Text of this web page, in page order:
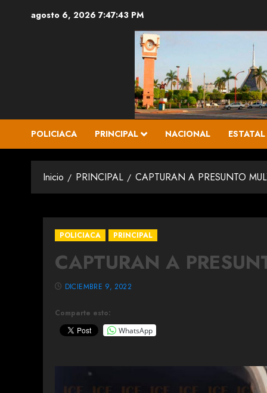
agosto 6, 2026 7:47:44 PM
POLICIACA PRINCIPAL NACIONAL ESTATAL
Inicio PRINCIPAL CAPTURAN A PRESUNTO
POLICIACA PRINCIPAL
CAPTURAN A
Comparte esto:
WhatsApp
DICIEMBRE 9, 2022